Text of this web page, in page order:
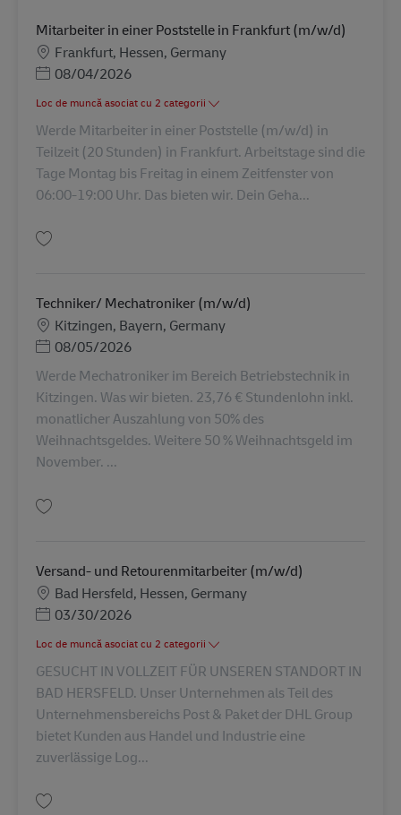
Mitarbeiter in einer Poststelle in Frankfurt (m/w/d)
Locație
Frankfurt, Hessen, Germany
Posted Date
08/04/2026
Loc de muncă asociat cu 2 categorii
Werde Mitarbeiter in einer Poststelle (m/w/d) in
Teilzeit (20 Stunden) in Frankfurt. Arbeitstage sind die
Tage Montag bis Freitag in einem Zeitfenster von
06:00-19:00 Uhr. Das bieten wir. Dein Geha...
Techniker/ Mechatroniker (m/w/d)
Locație
Kitzingen, Bayern, Germany
Posted Date
08/05/2026
Werde Mechatroniker im Bereich Betriebstechnik in
Kitzingen. Was wir bieten. 23,76 € Stundenlohn inkl.
monatlicher Auszahlung von 50% des
Weihnachtsgeldes. Weitere 50 % Weihnachtsgeld im
November. ...
Versand- und Retourenmitarbeiter (m/w/d)
Locație
Bad Hersfeld, Hessen, Germany
Posted Date
03/30/2026
Loc de muncă asociat cu 2 categorii
GESUCHT IN VOLLZEIT FÜR UNSEREN STANDORT IN
BAD HERSFELD. Unser Unternehmen als Teil des
Unternehmensbereichs Post & Paket der DHL Group
bietet Kunden aus Handel und Industrie eine
zuverlässige Log...